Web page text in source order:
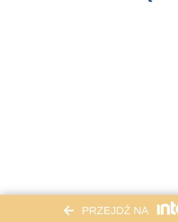
PRZEJDŹ NA